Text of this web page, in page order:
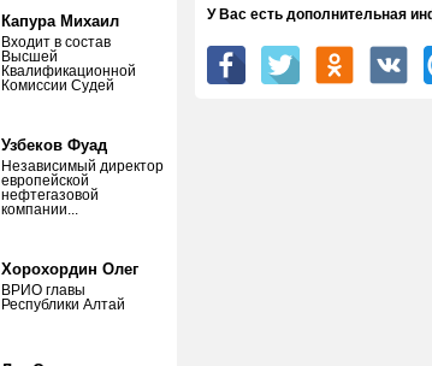
Капура Михаил
Входит в состав
Высшей
Квалификационной
Комиссии Судей
Узбеков Фуад
Независимый директор
европейской
нефтегазовой
компании...
Хорохордин Олег
ВРИО главы
Республики Алтай
У Вас есть дополнительная